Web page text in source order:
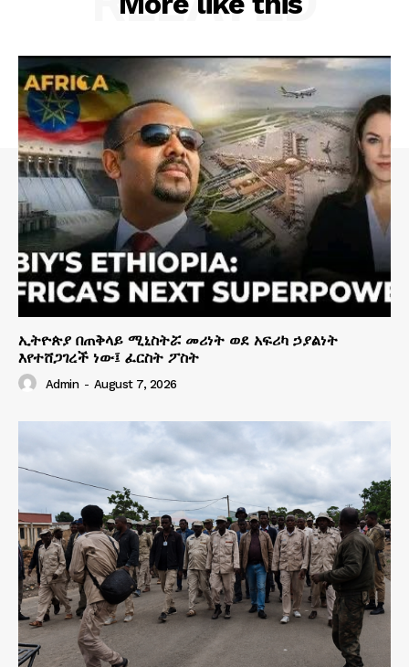
ኢትዮጵያ በጠቅላይ ሚኒስትሯ መሪነት ወደ አፍሪካ ኃያልነት
እየተሸጋገረች ነው፤ ፈርስት ፖስት
Admin - August 7, 2026